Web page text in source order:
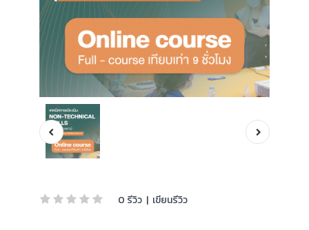
0 รีวิว | เขียนรีวิว